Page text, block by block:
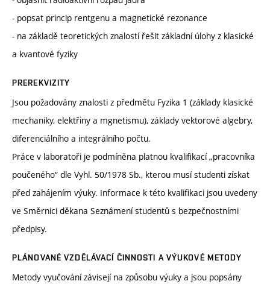
- popsat princip rentgenu a magnetické rezonance
- na základě teoretických znalostí řešit základní úlohy z klasické
a kvantové fyziky
PREREKVIZITY
Jsou požadovány znalosti z předmětu Fyzika 1 (základy klasické
mechaniky, elektřiny a mgnetismu), základy vektorové algebry,
diferenciálního a integrálního počtu.
Práce v laboratoři je podmíněna platnou kvalifikací „pracovníka
poučeného“ dle Vyhl. 50/1978 Sb., kterou musí studenti získat
před zahájením výuky. Informace k této kvalifikaci jsou uvedeny
ve Směrnici děkana Seznámení studentů s bezpečnostními
předpisy.
PLÁNOVANÉ VZDĚLÁVACÍ ČINNOSTI A VÝUKOVÉ METODY
Metody vyučování závisejí na způsobu výuky a jsou popsány